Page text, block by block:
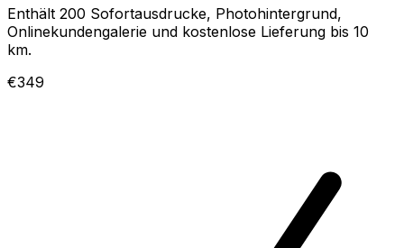
Enthält 200 Sofortausdrucke, Photohintergrund,
Onlinekundengalerie und kostenlose Lieferung bis 10
km.
€349